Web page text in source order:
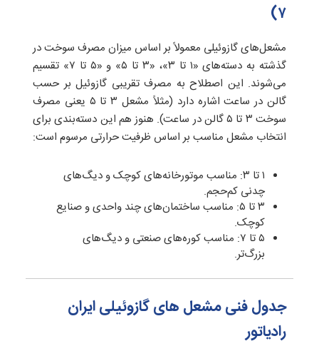
۷)
مشعل‌های گازوئیلی معمولاً بر اساس میزان مصرف سوخت در
گذشته به دسته‌های «۱ تا ۳»، «۳ تا ۵» و «۵ تا ۷» تقسیم
می‌شوند. این اصطلاح به مصرف تقریبی گازوئیل بر حسب
گالن در ساعت اشاره دارد (مثلاً مشعل ۳ تا ۵ یعنی مصرف
سوخت ۳ تا ۵ گالن در ساعت). هنوز هم این دسته‌بندی برای
انتخاب مشعل مناسب بر اساس ظرفیت حرارتی مرسوم است:
۱ تا ۳: مناسب موتورخانه‌های کوچک و دیگ‌های
چدنی کم‌حجم.
۳ تا ۵: مناسب ساختمان‌های چند واحدی و صنایع
کوچک.
۵ تا ۷: مناسب کوره‌های صنعتی و دیگ‌های
بزرگ‌تر.
جدول فنی مشعل های گازوئیلی ایران
رادیاتور